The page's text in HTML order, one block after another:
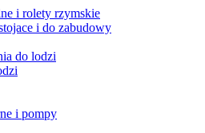
i rolety rzymskie
i do zabudowy
do lodzi
i pompy